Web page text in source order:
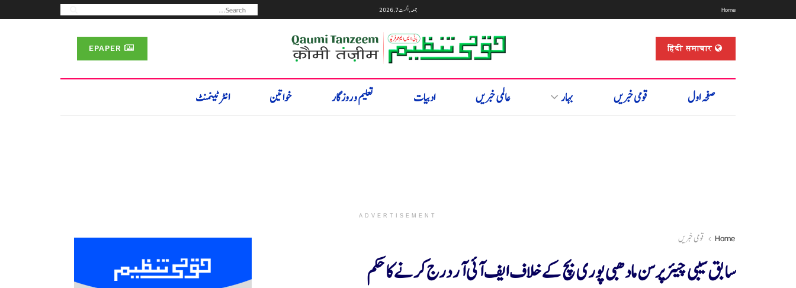
Home جمعہ, اگست 7, 2026
हिंदी समाचार
صفحہ اول قومی خبریں بہار عالمی خبریں ادبیات تعلیم و روزگار خواتین انٹرٹینمنٹ
ADVERTISEMENT
Home قومی خبریں
سابق سیبی چیئرپرسن مادھبی پوری بچ کے خلاف ایف آئی آر درج کرنے کا حکم